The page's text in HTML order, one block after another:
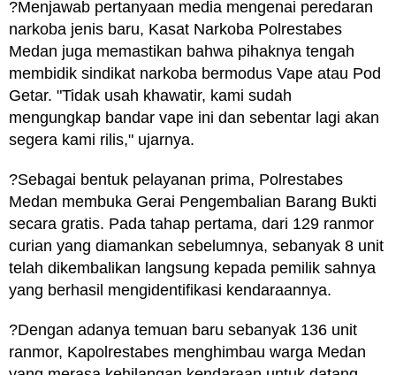
?Menjawab pertanyaan media mengenai peredaran
narkoba jenis baru, Kasat Narkoba Polrestabes
Medan juga memastikan bahwa pihaknya tengah
membidik sindikat narkoba bermodus Vape atau Pod
Getar. "Tidak usah khawatir, kami sudah
mengungkap bandar vape ini dan sebentar lagi akan
segera kami rilis," ujarnya.
?Sebagai bentuk pelayanan prima, Polrestabes
Medan membuka Gerai Pengembalian Barang Bukti
secara gratis. Pada tahap pertama, dari 129 ranmor
curian yang diamankan sebelumnya, sebanyak 8 unit
telah dikembalikan langsung kepada pemilik sahnya
yang berhasil mengidentifikasi kendaraannya.
?Dengan adanya temuan baru sebanyak 136 unit
ranmor, Kapolrestabes menghimbau warga Medan